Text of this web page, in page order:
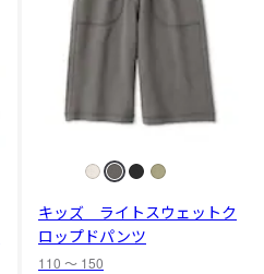
キッズ ライトスウェットク
ロップドパンツ
110 〜 150